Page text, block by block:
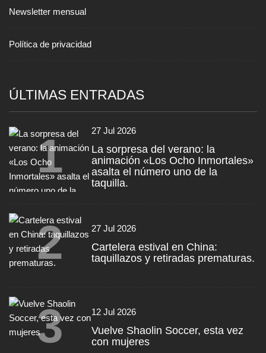
Newsletter mensual
Política de privacidad
ÚLTIMAS ENTRADAS
1 27 Jul 2026
La sorpresa del verano: la
animación «Los Ocho Inmortales»
asalta el número uno de la
taquilla.
2 27 Jul 2026
Cartelera estival en China:
taquillazos y retiradas prematuras.
3 12 Jul 2026
Vuelve Shaolin Soccer, esta vez
con mujeres